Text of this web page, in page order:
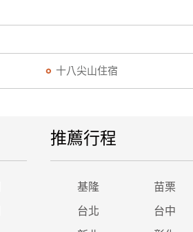
十八尖山住宿
推薦行程
基隆 苗栗
台北 台中